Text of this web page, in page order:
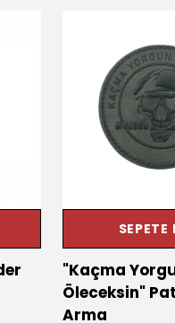
SEPETE
"Kaçma
Öleceksin"
Arma